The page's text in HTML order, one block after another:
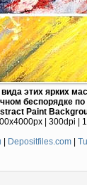
этих ярких
беспорядке по
Paint
| 300dpi |
Depositfiles.com